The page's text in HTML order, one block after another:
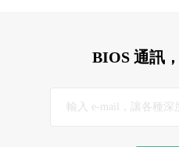
BIOS 通訊